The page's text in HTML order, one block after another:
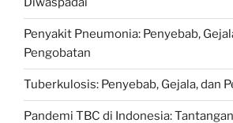
Penyakit Pneumonia: Penyebab,
Pengobatan
Tuberkulosis: Penyebab, Gejala, dan
Pandemi TBC di Indonesia: